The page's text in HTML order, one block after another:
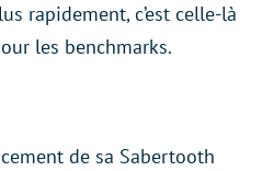
rapidement, c’est celle-là
les benchmarks.
de sa Sabertooth